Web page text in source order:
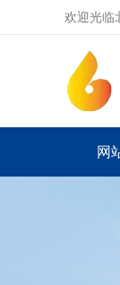
欢迎光临
网